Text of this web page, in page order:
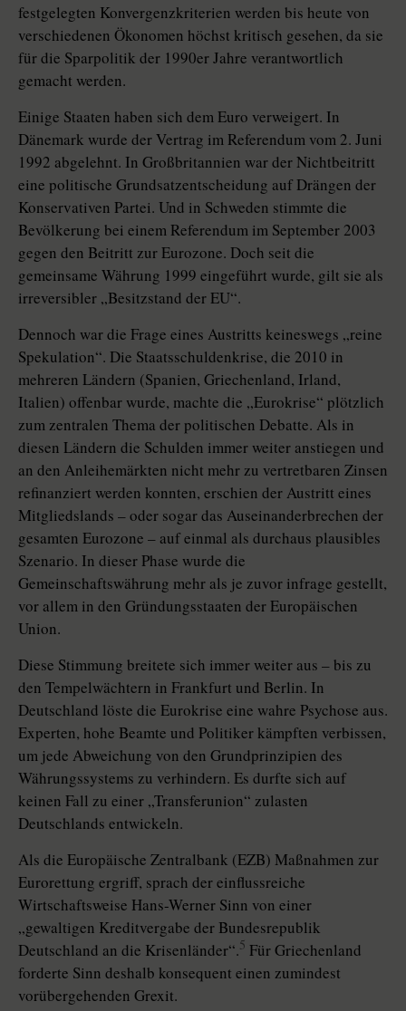
festgelegten Konvergenzkriterien werden bis heute von
verschiedenen Ökonomen höchst kritisch gesehen, da sie
für die Sparpolitik der 1990er Jahre verantwortlich
gemacht werden.
Einige Staaten haben sich dem Euro verweigert. In
Dänemark wurde der Vertrag im Referendum vom 2. Juni
1992 abgelehnt. In Großbritannien war der Nichtbeitritt
eine politische Grundsatzentscheidung auf Drängen der
Konservativen Partei. Und in Schweden stimmte die
Bevölkerung bei einem Referendum im September 2003
gegen den Beitritt zur Eurozone. Doch seit die
gemeinsame Währung 1999 eingeführt wurde, gilt sie als
irreversibler „Besitzstand der EU“.
Dennoch war die Frage eines Austritts keineswegs „reine
Spekulation“. Die Staatsschuldenkrise, die 2010 in
mehreren Ländern (Spanien, Griechenland, Irland,
Italien) offenbar wurde, machte die „Eurokrise“ plötzlich
zum zentralen Thema der politischen Debatte. Als in
diesen Ländern die Schulden immer weiter anstiegen und
an den Anleihemärkten nicht mehr zu vertretbaren Zinsen
refinanziert werden konnten, erschien der Austritt eines
Mitgliedslands – oder sogar das Aus­ein­anderbrechen der
gesamten Eurozone – auf einmal als durchaus plau­si­bles
Szenario. In dieser Phase wurde die
Gemeinschaftswährung mehr als je zuvor infrage gestellt,
vor allem in den Gründungsstaaten der Europäischen
Union.
Diese Stimmung breitete sich immer weiter aus – bis zu
den Tempelwächtern in Frankfurt und Berlin. In
Deutschland löste die Eurokrise eine wahre Psychose aus.
Experten, hohe Beamte und Politiker kämpften verbissen,
um jede Abweichung von den Grundprinzipien des
Währungssystems zu verhindern. Es durfte sich auf
keinen Fall zu einer „Transferunion“ zulasten
Deutschlands entwickeln.
Als die Europäische Zentralbank (EZB) Maßnahmen zur
Eurorettung ergriff, sprach der einflussreiche
Wirtschaftsweise Hans-Werner Sinn von einer
„gewaltigen Kreditvergabe der Bundesrepublik
Deutschland an die Krisenländer“.5 Für Griechenland
forderte Sinn deshalb konsequent einen zumindest
vorübergehenden Grexit.